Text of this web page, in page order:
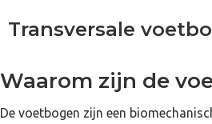
Transversale
Waarom zijn de
De voetbogen zijn een